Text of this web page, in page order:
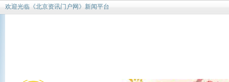
欢迎光临《北京资讯门户网》新闻平台